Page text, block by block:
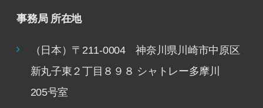
事務局 所在地
（日本）〒211-0004 神奈川県川崎市中原区
新丸子東２丁目８９８ シャトレー多摩川
205号室